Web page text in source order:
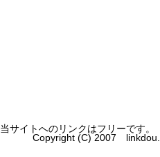
当サイトへのリンクはフリーです
Copyright (C) 2007